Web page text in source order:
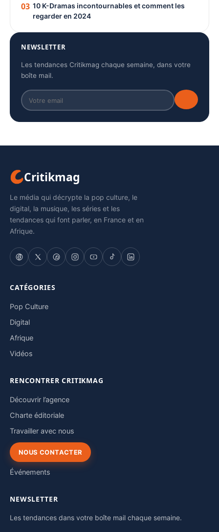
03 10 K-Dramas incontournables et comment les
regarder en 2024
NEWSLETTER
Les tendances Critikmag chaque semaine, dans votre
boîte mail.
Critikmag
Le média qui décrypte la pop culture, le
digital, la musique, les séries et les
tendances qui font parler, en France et en
Afrique.
CATÉGORIES
Pop Culture
Digital
Afrique
Vidéos
RENCONTRER CRITIKMAG
Découvrir l’agence
Charte éditoriale
Travailler avec nous
NOUS CONTACTER
Événements
NEWSLETTER
Les tendances dans votre boîte mail chaque semaine.